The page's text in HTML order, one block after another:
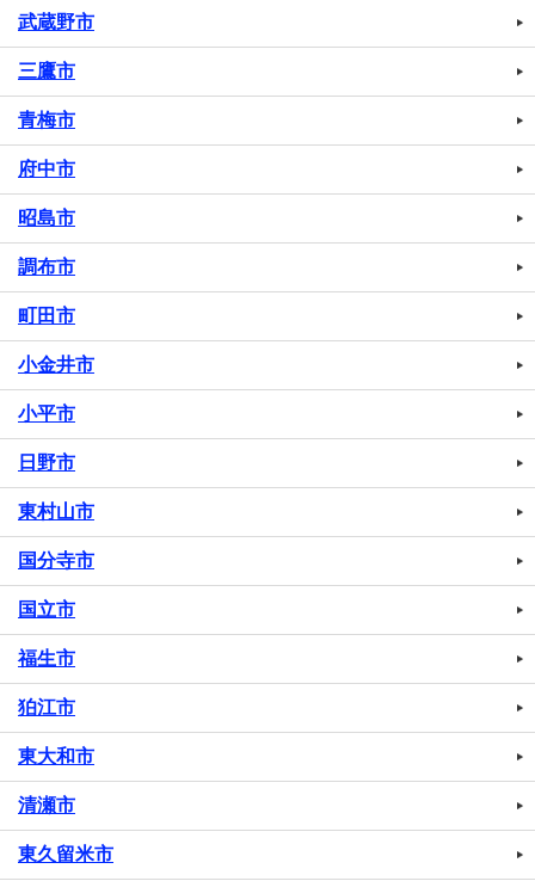
武蔵野市
三鷹市
青梅市
府中市
昭島市
調布市
町田市
小金井市
小平市
日野市
東村山市
国分寺市
国立市
福生市
狛江市
東大和市
清瀬市
東久留米市